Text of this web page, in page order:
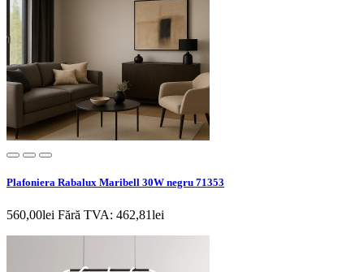
Plafoniera Rabalux Maribell 30W negru 71353
560,00lei Fără TVA: 462,81lei